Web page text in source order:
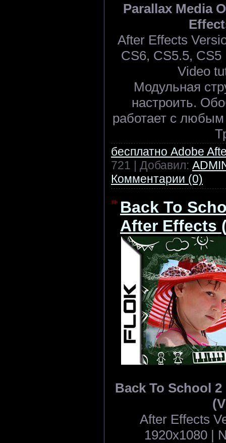
Parallax Media
After Effects
CS6, CS5.5,
Video
Модульная
настроить.
работает с
бесплатно Adobe
721 | Добавил:
Комментарии (0)
Back To
After Effects
Back To School
After Effects
1920x1080 |